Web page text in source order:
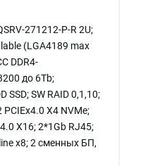
271212-P-R 2U;
(LGA4189 max
DDR4-
до 6Tb;
SSD; SW RAID 0,1,10;
PCIEx4.0 X4 NVMe;
X16; 2*1Gb RJ45;
x8; 2 сменных БП,